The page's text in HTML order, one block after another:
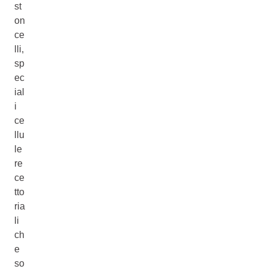
st
on
ce
lli,
sp
ec
ial
i
ce
llu
le
re
ce
tto
ria
li
ch
e
so